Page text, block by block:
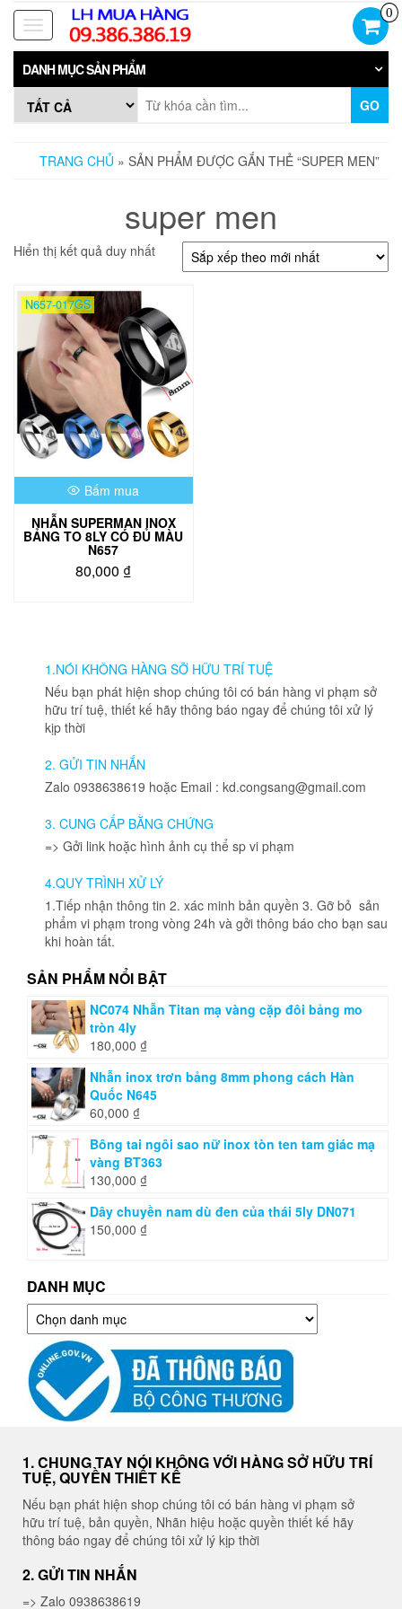
Skip
the
content
Toggle
navigation
0
DANH MỤC SẢN PHẨM
GO
TRANG CHỦ » SẢN PHẨM ĐƯỢC GẮN THẺ “SUPER MEN”
super men
Hiển thị kết quả duy nhất
N657-017GS
Bấm mua
NHẪN SUPERMAN INOX
BẢNG TO 8LY CÓ ĐỦ MÀU
N657
80,000 ₫
1.NÓI KHÔNG HÀNG SỠ HỮU TRÍ TUỆ
Nếu bạn phát hiện shop chúng tôi có bán hàng vi phạm sở
hữu trí tuệ, thiết kế hãy thông báo ngay để chúng tôi xử lý
kịp thời
2. GỬI TIN NHẮN
Zalo 0938638619 hoặc Email : kd.congsang@gmail.com
3. CUNG CẤP BẰNG CHỨNG
=> Gởi link hoặc hình ảnh cụ thể sp vi phạm
4.QUY TRÌNH XỬ LÝ
1.Tiếp nhận thông tin 2. xác minh bản quyền 3. Gỡ bỏ sản
phẩm vi phạm trong vòng 24h và gởi thông báo cho bạn sau
khi hoàn tất.
SẢN PHẨM NỔI BẬT
NC074 Nhẫn Titan mạ vàng cặp đôi bảng mo
tròn 4ly
180,000 ₫
Nhẫn inox trơn bảng 8mm phong cách Hàn
Quốc N645
60,000 ₫
Bông tai ngôi sao nữ inox tòn ten tam giác mạ
vàng BT363
130,000 ₫
Dây chuyền nam dù đen của thái 5ly DN071
150,000 ₫
DANH MỤC
Danh
mục
1. CHUNG TAY NÓI KHÔNG VỚI HÀNG SỞ HỮU TRÍ
TUỆ, QUYỀN THIẾT KẾ
Nếu bạn phát hiện shop chúng tôi có bán hàng vi phạm sở
hữu trí tuệ, bản quyền, Nhãn hiệu hoặc quyền thiết kế hãy
thông báo ngay để chúng tôi xử lý kịp thời
2. GỬI TIN NHẮN
=> Zalo 0938638619